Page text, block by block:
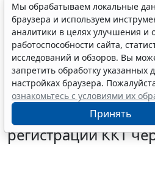
Оплата товара бонусами
предоставлением
об упрощенном
регистрации ККТ
Мы обрабатываем локальные
браузера и используем
аналитики в целях улучшения и
работоспособности сайта,
исследований и обзоров. Вы
запретить обработку указанных
настройках браузера.
ознакомьтесь с условиями их
Принять